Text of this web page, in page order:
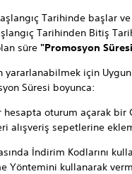
Tarihinde başlar
Tarihinden Bitiş
süre "Promosyon
yararlanabilmek için
Süresi boyunca:
hesapta oturum açarak bir
alışveriş sepetlerine
İndirim Kodlarını
Yöntemini kullanarak